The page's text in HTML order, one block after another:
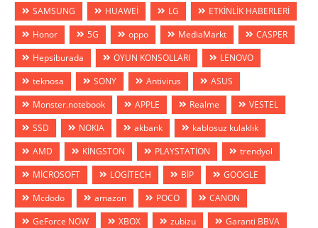
SAMSUNG HUAWEİ LG
ETKİNLİK HABERLERİ
Honor
5G oppo MediaMarkt
CASPER
Hepsiburada
OYUN KONSOLLARI
LENOVO
teknosa
SONY Antivirus
ASUS
Monster.notebook
APPLE Realme
VESTEL
SSD
NOKIA akbank
kablosuz kulaklık
AMD
KİNGSTON PLAYSTATİON
trendyol
MİCROSOFT
LOGİTECH BİP
GOOGLE
Mcdodo
amazon POCO
CANON
GeForce NOW
XBOX zubizu
Garanti BBVA